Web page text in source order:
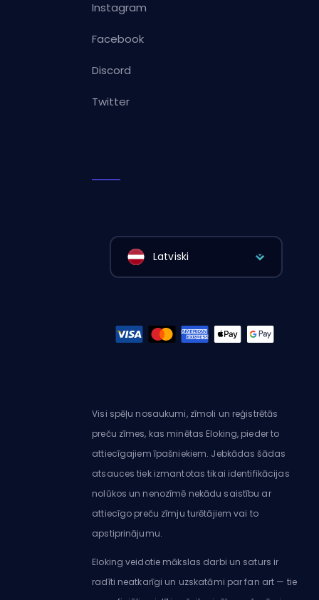
Instagram
Facebook
Discord
Twitter
Latviski
Visi spēļu nosaukumi, zīmoli un reģistrētās
preču zīmes, kas minētas Eloking, pieder to
attiecīgajiem īpašniekiem. Jebkādas šādas
atsauces tiek izmantotas tikai identifikācijas
nolūkos un nenozīmē nekādu saistību ar
attiecīgo preču zīmju turētājiem vai to
apstiprinājumu.
Eloking veidotie mākslas darbi un saturs ir
radīti neatkarīgi un uzskatāmi par fan art — tie